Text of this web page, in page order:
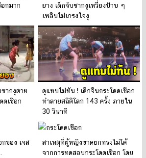
กมาก
ยาง เด็กจับซากงูเหวี่ยงป้าบ ๆ
เพลินไม่เกรงใจงู
ากงูตาย
ดเชือก
ดูแทบไม่ทัน ! เด็กจีนกระโดดเชือก
ทำลายสถิติโลก 143 ครั้ง ภายใน
30 วินาที
กของ เจส
สาเหตุที่ผู้หญิงขาดยกทรงไม่ได้
จากการทดสอบกระโดดเชือก โดย